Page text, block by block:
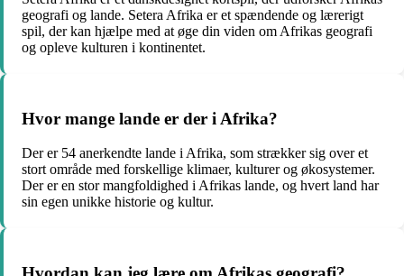
geografi og lande. Setera Afrika er et spændende og lærerigt
spil, der kan hjælpe med at øge din viden om Afrikas geografi
og opleve kulturen i kontinentet.
Hvor mange lande er der i Afrika?
Der er 54 anerkendte lande i Afrika, som strækker sig over et
stort område med forskellige klimaer, kulturer og økosystemer.
Der er en stor mangfoldighed i Afrikas lande, og hvert land har
sin egen unikke historie og kultur.